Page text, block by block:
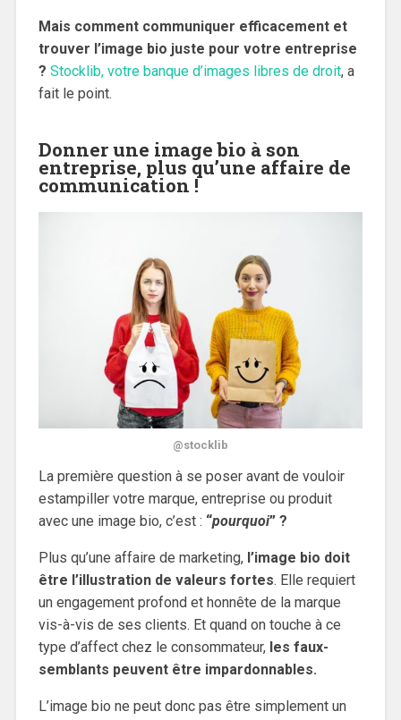
Mais comment communiquer efficacement et
trouver l’image bio juste pour votre entreprise
? Stocklib, votre banque d’images libres de droit, a
fait le point.
Donner une image bio à son
entreprise, plus qu’une affaire de
communication !
@stocklib
La première question à se poser avant de vouloir
estampiller votre marque, entreprise ou produit
avec une image bio, c’est : “pourquoi” ?
Plus qu’une affaire de marketing, l’image bio doit
être l’illustration de valeurs fortes. Elle requiert
un engagement profond et honnête de la marque
vis-à-vis de ses clients. Et quand on touche à ce
type d’affect chez le consommateur, les faux-
semblants peuvent être impardonnables.
L’image bio ne peut donc pas être simplement un